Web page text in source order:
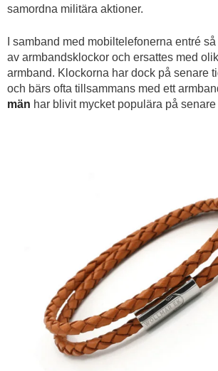
samordna militära aktioner.
I samband med mobiltelefonerna entré
av armbandsklockor och ersattes med
armband. Klockorna har dock på senare
och bärs ofta tillsammans med ett
män har blivit mycket populära på senare